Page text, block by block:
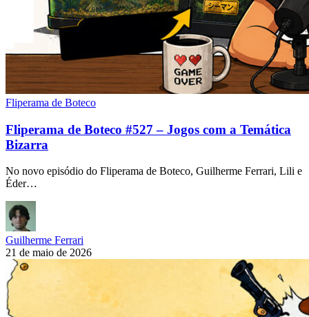
Fliperama de Boteco
Fliperama de Boteco #527 – Jogos com a Temática
Bizarra
No novo episódio do Fliperama de Boteco, Guilherme Ferrari, Lili e
Éder…
Guilherme Ferrari
21 de maio de 2026